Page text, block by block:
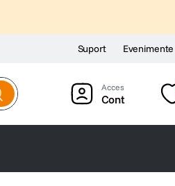
Suport Evenimente
Cont